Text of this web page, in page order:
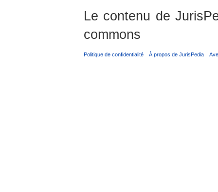
Le contenu de
commons
Politique de confidentialité À propos de JurisPedia